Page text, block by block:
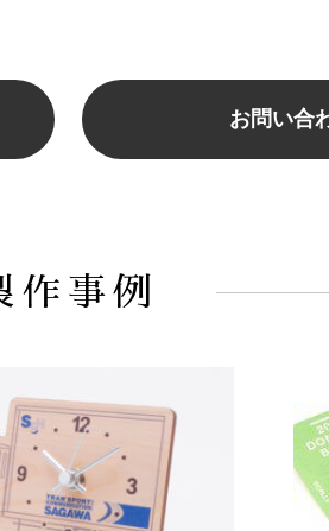
お問い合
作事例